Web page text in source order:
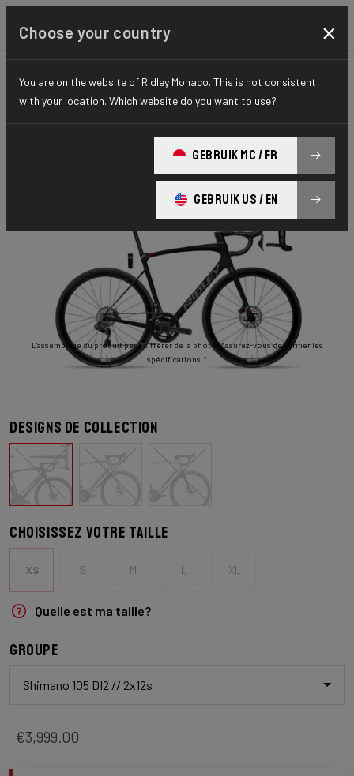
ROUTE ENDURANCE ELITE SERIES
Fenix SLiC
Fenix SLiC 105 DI2 2x12 FSD31As(XS)
L'assemblage du produit peut différer de la photo. Assurez-vous de vérifier les
spécifications.*
Designs de collection
Choisissez votre taille
XS S M L XL
Quelle est ma taille?
Groupe
Shimano 105 DI2 // 2x12s
€3,999.00
Choose your country ×
You are on the website of Ridley Monaco. This is not consistent
with your location. Which website do you want to use?
GEBRUIK MC / FR
GEBRUIK US / EN